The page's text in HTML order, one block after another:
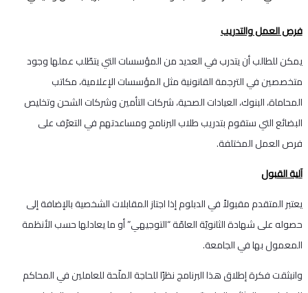
فرص العمل والتدريب
يمكن للطالب أن يتدرب في العديد من المؤسسات التي يتطّلب عملها وجود
متخصصين في الترجمة القانونية مثل المؤسسات الإعلامية، مكاتب
المحاماة، البنوك، العيادات الصحية، شركات التأمين وشركات الشحن وتخليص
البضائع التي ستقوم بتدريب طلاب البرنامج ومساعدتهم في التعرّف على
فرص العمل المختلفة.
آلية القبول
يعتبر المتقدم مقبولاً في الدبلوم إذا اجتاز المقابلات الشخصية بالإضافة إلى
حصوله على شهادة الثانويّة العامّة “التوجيهي” أو ما يعادلها حسب الأنظمة
المعمول بها في الجامعة.
وانبثقت فكرة إطلاق هذا البرنامج نظرًا للحاجة الملّحة للعاملين في المحاكم